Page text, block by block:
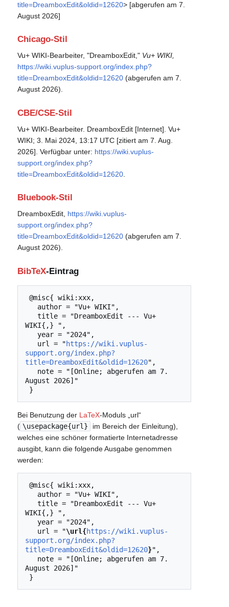
title=DreamboxEdit&oldid=12620> [abgerufen am 7.
August 2026]
Chicago-Stil
Vu+ WIKI-Bearbeiter, "DreamboxEdit," Vu+ WIKI,
https://wiki.vuplus-support.org/index.php?
title=DreamboxEdit&oldid=12620 (abgerufen am 7.
August 2026).
CBE/CSE-Stil
Vu+ WIKI-Bearbeiter. DreamboxEdit [Internet]. Vu+
WIKI; 3. Mai 2024, 13:17 UTC [zitiert am 7. Aug.
2026]. Verfügbar unter: https://wiki.vuplus-
support.org/index.php?
title=DreamboxEdit&oldid=12620
Bluebook-Stil
DreamboxEdit, https://wiki.vuplus-
support.org/index.php?
title=DreamboxEdit&oldid=12620 (abgerufen am 7.
August 2026).
BibTeX-Eintrag
WIKI{,} ",
   url = "
https://wiki.vuplus-
support.org/index.php?
title=DreamboxEdit&oldid=12620",
August 2026]"
Bei Benutzung der LaTeX-Moduls „url“
( \usepackage{url}
im Bereich der Einleitung),
welches eine schöner formatierte Internetadresse
ausgibt, kann die folgende Ausgabe genommen
werden:
WIKI{,} ",
   url = "
\url{https://wiki.vuplus-
support.org/index.php?
title=DreamboxEdit&oldid=12620}",
August 2026]"